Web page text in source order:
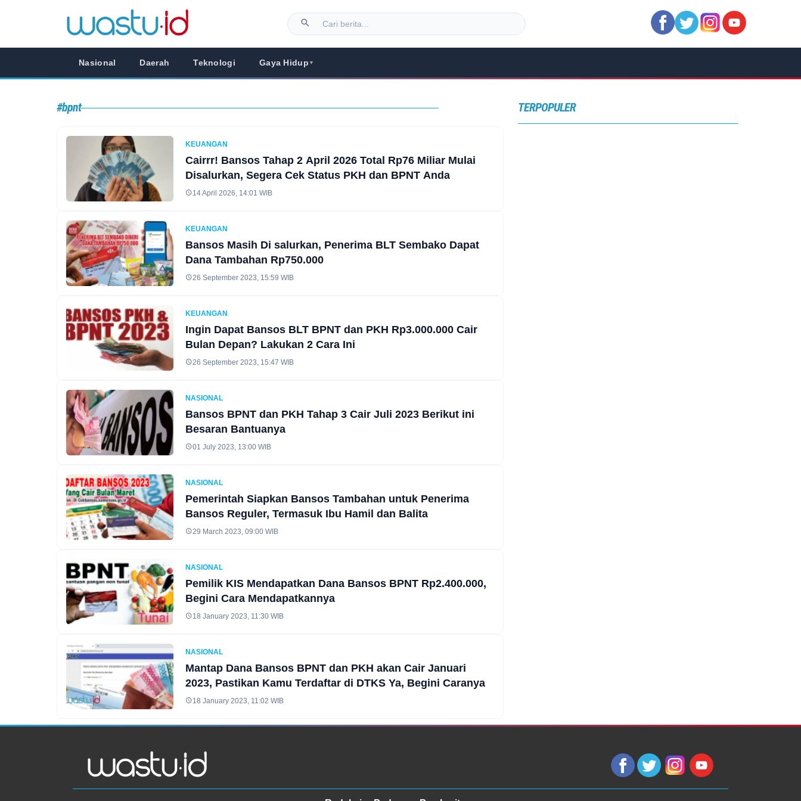
Nasional Daerah Teknologi Gaya Hidup ▼
#bpnt
KEUANGAN
Cairrr! Bansos Tahap 2 April 2026 Total Rp76 Miliar Mulai
Disalurkan, Segera Cek Status PKH dan BPNT Anda
14 April 2026, 14:01 WIB
KEUANGAN
Bansos Masih Di salurkan, Penerima BLT Sembako Dapat
Dana Tambahan Rp750.000
26 September 2023, 15:59 WIB
KEUANGAN
Ingin Dapat Bansos BLT BPNT dan PKH Rp3.000.000 Cair
Bulan Depan? Lakukan 2 Cara Ini
26 September 2023, 15:47 WIB
NASIONAL
Bansos BPNT dan PKH Tahap 3 Cair Juli 2023 Berikut ini
Besaran Bantuanya
01 July 2023, 13:00 WIB
NASIONAL
Pemerintah Siapkan Bansos Tambahan untuk Penerima
Bansos Reguler, Termasuk Ibu Hamil dan Balita
29 March 2023, 09:00 WIB
NASIONAL
Pemilik KIS Mendapatkan Dana Bansos BPNT Rp2.400.000,
Begini Cara Mendapatkannya
18 January 2023, 11:30 WIB
NASIONAL
Mantap Dana Bansos BPNT dan PKH akan Cair Januari
2023, Pastikan Kamu Terdaftar di DTKS Ya, Begini Caranya
18 January 2023, 11:02 WIB
TERPOPULER